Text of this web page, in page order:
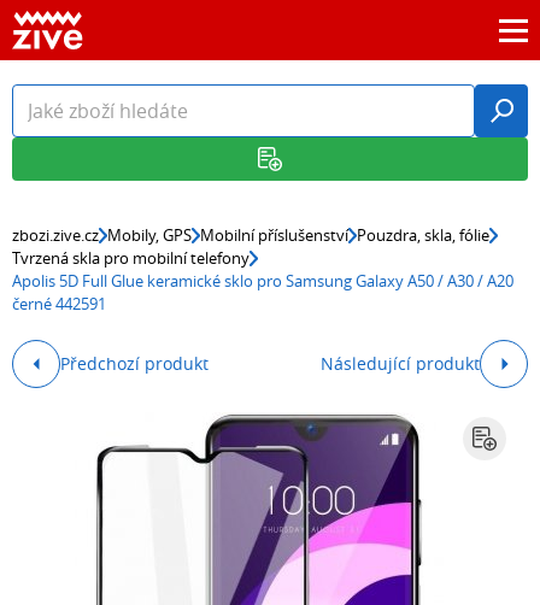
zbozi.zive.cz Mobily, GPS Mobilní příslušenství Pouzdra, skla, fólie
Tvrzená skla pro mobilní telefony
Apolis 5D Full Glue keramické sklo pro Samsung Galaxy A50 / A30 / A20
černé 442591
Předchozí produkt Následující produkt